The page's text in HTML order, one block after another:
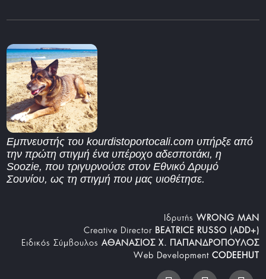
Εμπνευστής του kourdistoportocali.com υπήρξε από
την πρώτη στιγμή ένα υπέροχο αδεσποτάκι, η
Soozie, που τριγυρνούσε στον Εθνικό Δρυμό
Σουνίου, ως τη στιγμή που μας υιοθέτησε.
Iδρυτής WRONG MAN
Creative Director BEATRICE RUSSO (ADD+)
Ειδικός Σύμβουλος ΑΘΑΝΑΣΙΟΣ Χ. ΠΑΠΑΝΔΡΟΠΟΥΛΟΣ
Web Development CODEEHUT